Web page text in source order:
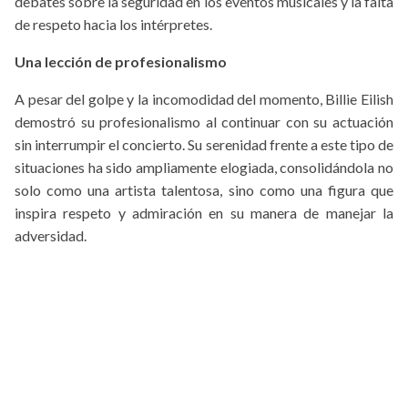
de respeto hacia los intérpretes.
Una lección de profesionalismo
A pesar del golpe y la incomodidad del momento, Billie Eilish
demostró su profesionalismo al continuar con su actuación
sin interrumpir el concierto. Su serenidad frente a este tipo de
situaciones ha sido ampliamente elogiada, consolidándola no
solo como una artista talentosa, sino como una figura que
inspira respeto y admiración en su manera de manejar la
adversidad.